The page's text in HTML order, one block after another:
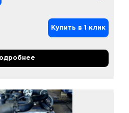
Купить в 1 клик